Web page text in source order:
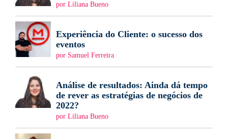
por Liliana Bueno
Experiência do Cliente: o sucesso dos
eventos
por Samuel Ferreira
Análise de resultados: Ainda dá tempo
de rever as estratégias de negócios de
2022?
por Liliana Bueno